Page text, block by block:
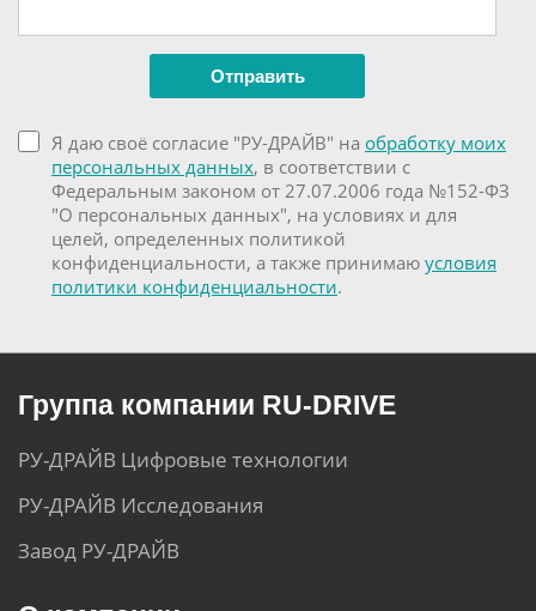
Я даю своё согласие "РУ-ДРАЙВ" на обработку моих
персональных данных, в соответствии с
Федеральным законом от 27.07.2006 года №152-ФЗ
"О персональных данных", на условиях и для
целей, определенных политикой
конфиденциальности, а также принимаю условия
политики конфиденциальности.
Группа компании RU-DRIVE
РУ-ДРАЙВ Цифровые технологии
РУ-ДРАЙВ Исследования
Завод РУ-ДРАЙВ